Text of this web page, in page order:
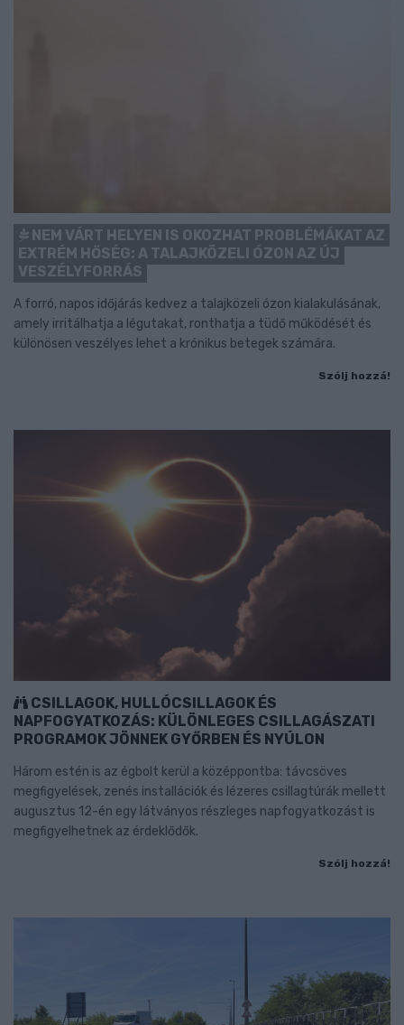
NEM VÁRT HELYEN IS OKOZHAT PROBLÉMÁKAT AZ
EXTRÉM HŐSÉG: A TALAJKÖZELI ÓZON AZ ÚJ
VESZÉLYFORRÁS
A forró, napos időjárás kedvez a talajközeli ózon kialakulásának,
amely irritálhatja a légutakat, ronthatja a tüdő működését és
különösen veszélyes lehet a krónikus betegek számára.
Szólj hozzá!
CSILLAGOK, HULLÓCSILLAGOK ÉS
NAPFOGYATKOZÁS: KÜLÖNLEGES CSILLAGÁSZATI
PROGRAMOK JÖNNEK GYŐRBEN ÉS NYÚLON
Három estén is az égbolt kerül a középpontba: távcsöves
megfigyelések, zenés installációk és lézeres csillagtúrák mellett
augusztus 12-én egy látványos részleges napfogyatkozást is
megfigyelhetnek az érdeklődők.
Szólj hozzá!